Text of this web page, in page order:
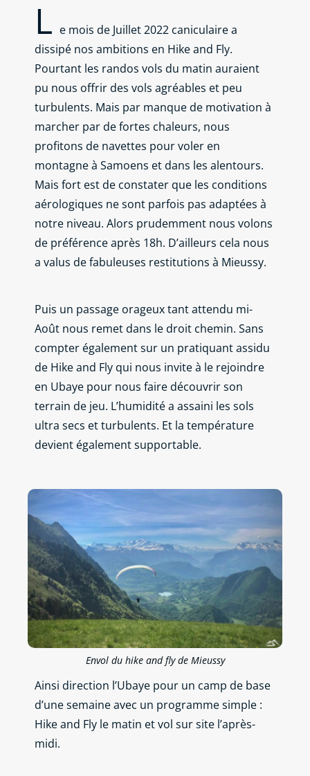
L e mois de Juillet 2022 caniculaire a
dissipé nos ambitions en Hike and Fly.
Pourtant les randos vols du matin auraient
pu nous offrir des vols agréables et peu
turbulents. Mais par manque de motivation à
marcher par de fortes chaleurs, nous
profitons de navettes pour voler en
montagne à Samoens et dans les alentours.
Mais fort est de constater que les conditions
aérologiques ne sont parfois pas adaptées à
notre niveau. Alors prudemment nous volons
de préférence après 18h. D’ailleurs cela nous
a valus de fabuleuses restitutions à Mieussy.
Puis un passage orageux tant attendu mi-
Août nous remet dans le droit chemin. Sans
compter également sur un pratiquant assidu
de Hike and Fly qui nous invite à le rejoindre
en Ubaye pour nous faire découvrir son
terrain de jeu. L’humidité a assaini les sols
ultra secs et turbulents. Et la température
devient également supportable.
Envol du hike and fly de Mieussy
Ainsi direction l’Ubaye pour un camp de base
d’une semaine avec un programme simple :
Hike and Fly le matin et vol sur site l’après-
midi.